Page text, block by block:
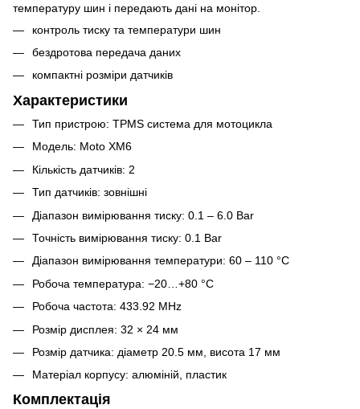
температуру шин і передають дані на монітор.
контроль тиску та температури шин
бездротова передача даних
компактні розміри датчиків
Характеристики
Тип пристрою: TPMS система для мотоцикла
Модель: Moto XM6
Кількість датчиків: 2
Тип датчиків: зовнішні
Діапазон вимірювання тиску: 0.1 – 6.0 Bar
Точність вимірювання тиску: 0.1 Bar
Діапазон вимірювання температури: 60 – 110 °C
Робоча температура: −20…+80 °C
Робоча частота: 433.92 MHz
Розмір дисплея: 32 × 24 мм
Розмір датчика: діаметр 20.5 мм, висота 17 мм
Матеріал корпусу: алюміній, пластик
Комплектація